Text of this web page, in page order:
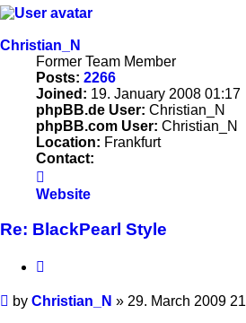
Christian_N
Former Team Member
Posts: 2266
Joined: 19. January 2008 01:17
phpBB.de User: Christian_N
phpBB.com User: Christian_N
Location: Frankfurt
Contact:
Christian_N
Website
Re: BlackPearl Style
Post
by Christian_N » 29. March 2009